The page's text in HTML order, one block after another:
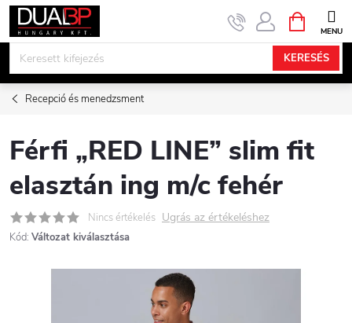
Ugrás
KERESÉS
KOSÁR
Recepció és menedzsment
Férfi „RED LINE” slim fit
elasztán ing m/c fehér
Nincs értékelés Ugrás az értékeléshez
Kód: Változat kiválasztása